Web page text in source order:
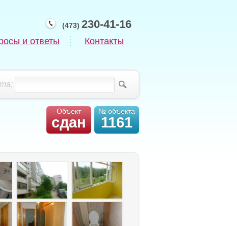
(473) 230-41-16
и ответы Контакты
Объект
сдан
№ объекта
1161